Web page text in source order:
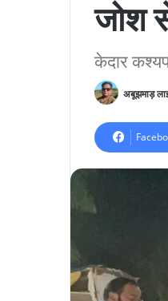
जोश
केदार कश्यप
अबूझमाड़